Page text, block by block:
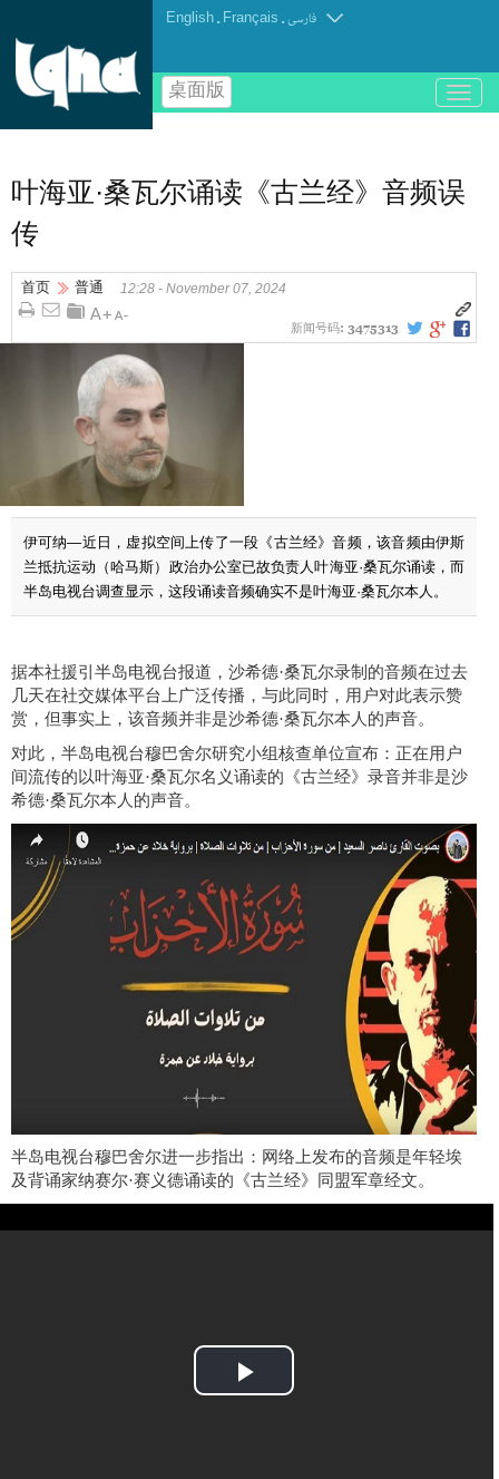
English . Français .فارسی
桌面版
باز
و
منو叶海亚·桑瓦尔诵读《古兰经》音频误
传
首页 普通 12:28 - November 07, 2024
新闻号码: 3475313
伊可纳—近日，虚拟空间上传了一段《古兰经》音频，该音频由伊斯
兰抵抗运动（哈马斯）政治办公室已故负责人叶海亚·桑瓦尔诵读，而
半岛电视台调查显示，这段诵读音频确实不是叶海亚·桑瓦尔本人。
据本社援引半岛电视台报道，沙希德·桑瓦尔录制的音频在过去
几天在社交媒体平台上广泛传播，与此同时，用户对此表示赞
赏，但事实上，该音频并非是沙希德·桑瓦尔本人的声音。
对此，半岛电视台穆巴舍尔研究小组核查单位宣布：正在用户
间流传的以叶海亚·桑瓦尔名义诵读的 《古兰经》录音并非是沙
希德·桑瓦尔本人的声音。
半岛电视台穆巴舍尔进一步指出： 网络上发布的音频是年轻埃
及背诵家纳赛尔·赛义德诵读的《古兰经》 同盟军章经文。
Play